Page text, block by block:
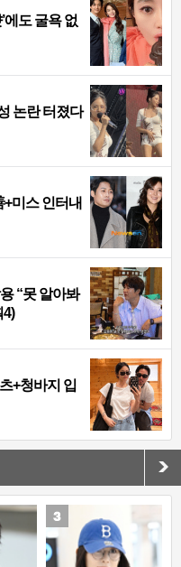
에도 굴욕 없
논란 터졌다
+미스 인터내
“못 알아봐
4)
+청바지 입